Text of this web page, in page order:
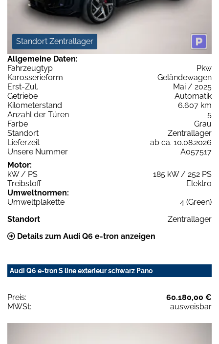
Standort Zentrallager
Allgemeine Daten:
Fahrzeugtyp
Pkw
Karosserieform
Geländewagen
Erst-Zul.
Mai / 2025
Getriebe
Automatik
Kilometerstand
6.607 km
Anzahl der Türen
5
Farbe
Grau
Standort
Zentrallager
Lieferzeit
ab ca. 10.08.2026
Unsere Nummer
A057517
Motor:
kW / PS
185 kW / 252 PS
Treibstoff
Elektro
Umweltnormen:
Umweltplakette
4 (Green)
Standort
Zentrallager
Details zum Audi Q6 e-tron anzeigen
Audi Q6 e-tron S line exterieur schwarz Pano
Preis:
60.180,00 €
MWSt:
ausweisbar